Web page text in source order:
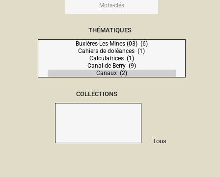
THÉMATIQUES
COLLECTIONS
Tous